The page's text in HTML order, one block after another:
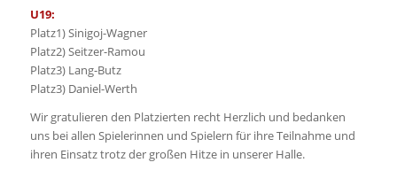
U19:
Platz1) Sinigoj-Wagner
Platz2) Seitzer-Ramou
Platz3) Lang-Butz
Platz3) Daniel-Werth
Wir gratulieren den Platzierten recht Herzlich und bedanken
uns bei allen Spielerinnen und Spielern für ihre Teilnahme und
ihren Einsatz trotz der großen Hitze in unserer Halle.